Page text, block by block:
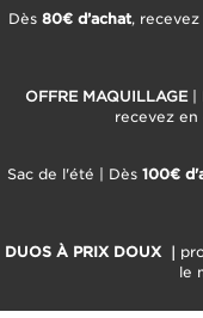
CONSULTER LE
Dès 80€ d’achat, recevez
OFFRE MAQUILLAGE|
recevez en
Sac de l'été | Dès 100€
DUOS À PRIX DOUX ｜
le
Hot on social